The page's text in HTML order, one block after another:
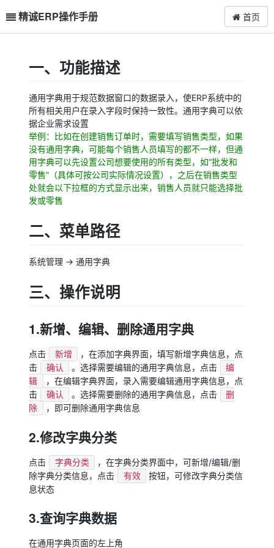
精诚ERP操作手册 首页
一、功能描述
通用字典用于规范数据窗口的数据录入，使ERP系统中的
所有相关用户在录入字段时保持一致性。通用字典可以依
据企业需求设置
举例：比如在创建销售订单时，需要填写销售类型，如果
没有通用字典，可能每个销售人员填写的都不一样，但通
用字典可以先设置公司想要使用的所有类型，如“批发和
零售”（具体可按公司实际情况设置），之后在销售类型
处就会以下拉框的方式显示出来，销售人员就只能选择批
发或零售
二、菜单路径
系统管理 -> 通用字典
三、操作说明
1.新增、编辑、删除通用字典
点击 新增
，在添加字典界面，填写新增字典信息，点
击
确认 。选择需要编辑的通用字典信息，点击
编
辑
，在编辑字典界面，录入需要编辑通用字典信息，点
击
确认 。选择需要删除的通用字典信息，点击
删
除
，即可删除通用字典信息
2.修改字典分类
点击 字典分类
，在字典分类界面中，可新增/编辑/删
除字典分类信息，点击
有效
按钮，可修改字典分类信
息状态
3.查询字典数据
在通用字典页面的左上角